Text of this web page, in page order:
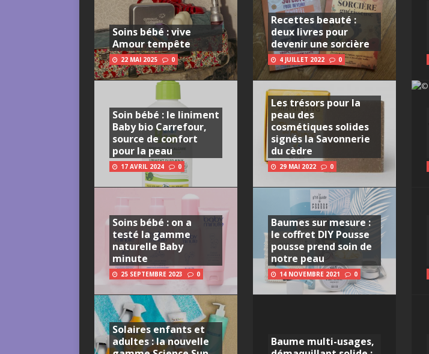
Soins bébé : vive
Amour tempête
22 MAI 2025 0
Soin bébé : le liniment
Baby bio Carrefour,
source de confort
pour la peau
17 AVRIL 2024 0
Soins bébé : on a
testé la gamme
naturelle Baby
minute
25 SEPTEMBRE 2023 0
Solaires enfants et
adultes : la nouvelle
Recettes beauté :
deux livres pour
devenir une sorcière
4 JUILLET 2022 0
Les trésors pour la
peau des
cosmétiques solides
signés la Savonnerie
du cèdre
29 MAI 2022 0
Baumes sur mesure :
le coffret DIY Pousse
pousse prend soin de
notre peau
14 NOVEMBRE 2021 0
Baume multi-usages,